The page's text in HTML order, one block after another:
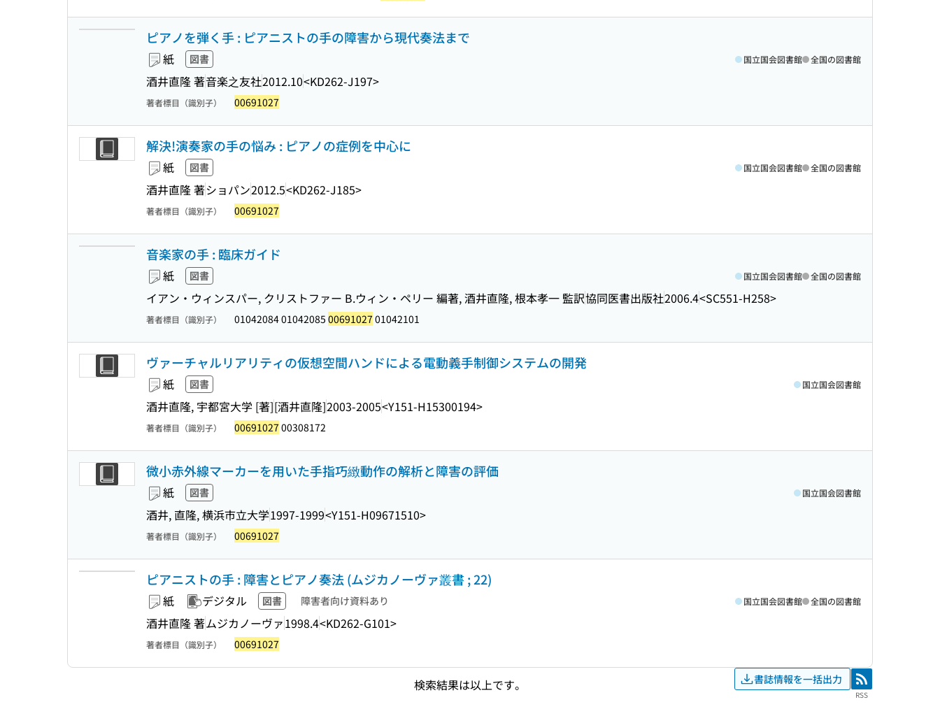
ピアノを弾く手 : ピアニストの手の障害から現代奏法まで
紙 図書
酒井直隆 著音楽之友社2012.10<KD262-J197>
国立国会図書館 全国の図書館
著者標目（識別子） 00691027
解決!演奏家の手の悩み : ピアノの症例を中心に
紙 図書
酒井直隆 著ショパン2012.5<KD262-J185>
国立国会図書館 全国の図書館
著者標目（識別子） 00691027
音楽家の手 : 臨床ガイド
紙 図書
イアン・ウィンスパー, クリストファー B.ウィン・ペリー 編著, 酒井直隆, 根本孝一 監訳協同医書出版社2006.4<SC551-H258>
国立国会図書館 全国の図書館
著者標目（識別子） 01042084 01042085 00691027 01042101
ヴァーチャルリアリティの仮想空間ハンドによる電動義手制御システムの開発
紙 図書
酒井直隆, 宇都宮大学 [著][酒井直隆]2003-2005<Y151-H15300194>
国立国会図書館
著者標目（識別子） 00691027 00308172
微小赤外線マーカーを用いた手指巧緻動作の解析と障害の評価
紙 図書
酒井, 直隆, 横浜市立大学1997-1999<Y151-H09671510>
国立国会図書館
著者標目（識別子） 00691027
ピアニストの手 : 障害とピアノ奏法 (ムジカノーヴァ叢書 ; 22)
紙 デジタル 図書 障害者向け資料あり
酒井直隆 著ムジカノーヴァ1998.4<KD262-G101>
国立国会図書館 全国の図書館
著者標目（識別子） 00691027
検索結果は以上です。 書誌情報を一括出力 RSS
RSS